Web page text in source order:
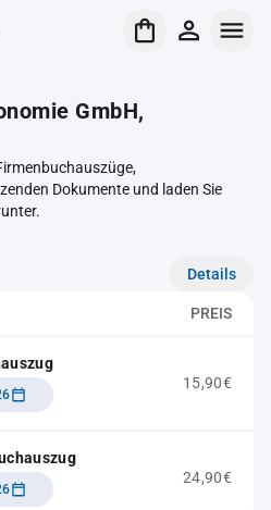
GmbH,
Dokumente und laden Sie
Details
PREIS
15,90€
24,90€